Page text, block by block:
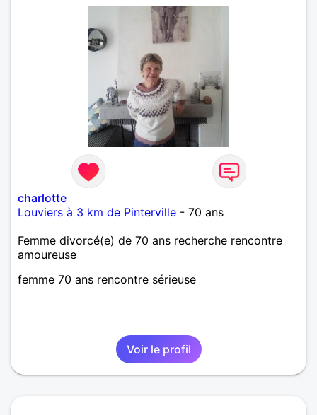
charlotte
Louviers à 3 km de Pinterville - 70 ans
Femme divorcé(e) de 70 ans recherche rencontre
amoureuse
femme 70 ans rencontre sérieuse
Voir le profil